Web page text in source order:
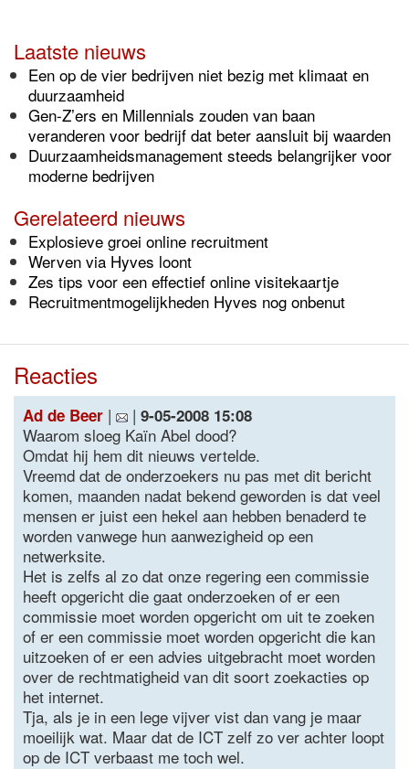
Laatste nieuws
Een op de vier bedrijven niet bezig met klimaat en
duurzaamheid
Gen-Z’ers en Millennials zouden van baan
veranderen voor bedrijf dat beter aansluit bij waarden
Duurzaamheidsmanagement steeds belangrijker voor
moderne bedrijven
Gerelateerd nieuws
Explosieve groei online recruitment
Werven via Hyves loont
Zes tips voor een effectief online visitekaartje
Recruitmentmogelijkheden Hyves nog onbenut
Reacties
Ad de Beer | | 9-05-2008 15:08
Waarom sloeg Kaïn Abel dood?
Omdat hij hem dit nieuws vertelde.
Vreemd dat de onderzoekers nu pas met dit bericht
komen, maanden nadat bekend geworden is dat veel
mensen er juist een hekel aan hebben benaderd te
worden vanwege hun aanwezigheid op een
netwerksite.
Het is zelfs al zo dat onze regering een commissie
heeft opgericht die gaat onderzoeken of er een
commissie moet worden opgericht om uit te zoeken
of er een commissie moet worden opgericht die kan
uitzoeken of er een advies uitgebracht moet worden
over de rechtmatigheid van dit soort zoekacties op
het internet.
Tja, als je in een lege vijver vist dan vang je maar
moeilijk wat. Maar dat de ICT zelf zo ver achter loopt
op de ICT verbaast me toch wel.